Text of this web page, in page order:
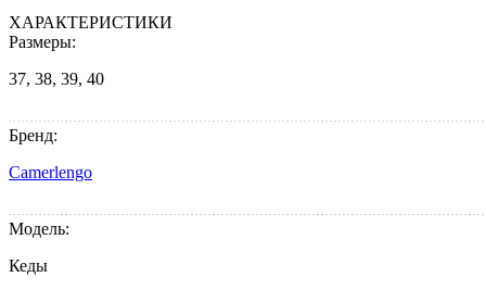
ХАРАКТЕРИСТИКИ
Размеры:
37, 38, 39, 40
Бренд:
Camerlengo
Модель:
Кеды